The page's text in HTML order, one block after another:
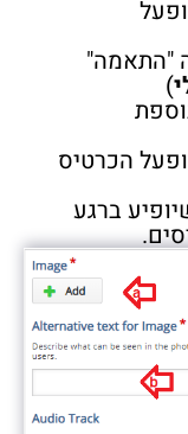
"התאמה"
)
הכרטיס
ברגע